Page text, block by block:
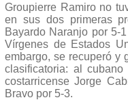
Groupierre Ramiro no
en sus dos primeras
Bayardo Naranjo por 5-
Vírgenes de Estados
embargo, se recuperó y
clasificatoria: al
costarricense Jorge
Bravo por 5-3.